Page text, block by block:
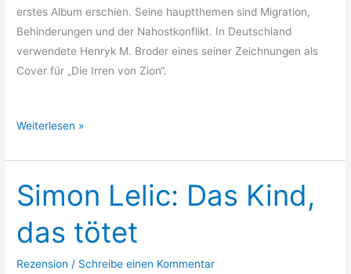
erstes Album erschien. Seine hauptthemen sind Migration,
Behinderungen und der Nahostkonflikt. In Deutschland
verwendete Henryk M. Broder eines seiner Zeichnungen als
Cover für „Die Irren von Zion“.
Francois
Die
Präsidentin
Weiterlesen »
Simon Lelic: Das Kind,
das tötet
Rezension / Schreibe einen Kommentar